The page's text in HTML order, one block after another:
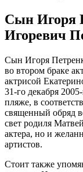
Сын Игоря
Игоревич
Сын Игоря
во втором браке
актрисой
31-го декабря
пляже, в
священный обряд
свет родиля
актера, но и
артистов.
Стоит также